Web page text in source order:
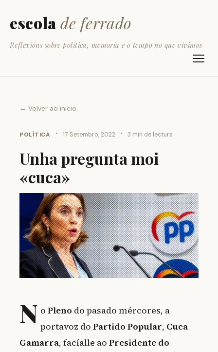
escola de ferrado
Reflexións sobre política, memoria e o tempo no que vivimos
← Volver ao inicio
POLÍTICA · 17 Setembro, 2022 · 3 min de lectura
Unha pregunta moi
«cuca»
N oPleno do pasado mércores, a
portavoz doPartido Popular, Cuca
Gamarra, facíalle ao Presidente do